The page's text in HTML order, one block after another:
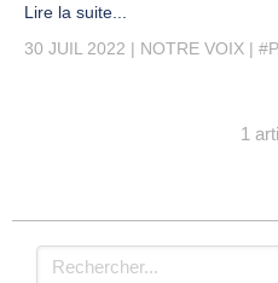
Lire la suite...
30 JUIL 2022
NOTRE VOIX
1
Rechercher